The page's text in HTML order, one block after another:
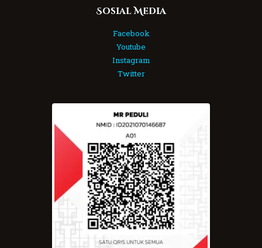
Sosial Media
Facebook
Youtube
Instagram
Twitter